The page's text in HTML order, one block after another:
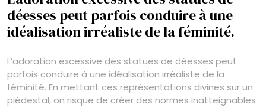
déesses peut parfois conduire à une
idéalisation irréaliste de la féminité.
L’adoration excessive des statues de déesses peut
parfois conduire à une idéalisation irréaliste de la
féminité. En mettant ces représentations divines sur un
piédestal, on risque de créer des normes inatteignables